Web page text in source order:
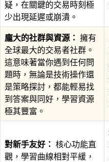
疑，在關鍵的交易時刻極
少出現延遲或崩潰。
龐大的社群與資源： 擁有
全球最大的交易者社群。
這意味著當你遇到任何問
題時，無論是技術操作還
是策略探討，都能輕易找
到答案與同好，學習資源
極其豐富。
對新手友好： 核心功能直
觀，學習曲線相對平緩，